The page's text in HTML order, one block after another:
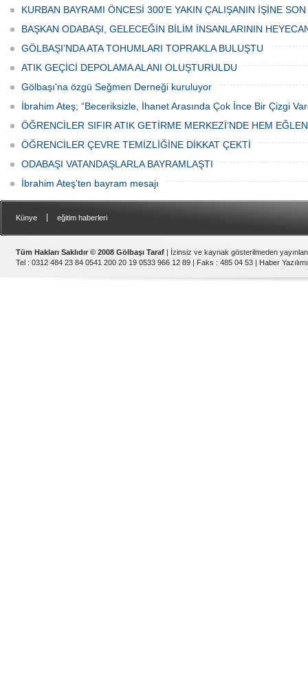
Haftası" etkinlikleri Ankara'da devam
ediyor.
bulunan esnaf ve alışverişe gelen
vatandaşlar park cezaları yüzünden
canından bezdi.
KURBAN BAYRAMI ÖNCESİ 300'E YAKIN ÇALIŞANIN İŞİNE
BAŞKAN ODABAŞI, GELECEĞİN BİLİM İNSANLARININ
GÖLBAŞI’NDA ATA TOHUMLARI TOPRAKLA BULUŞTU
ATIK GEÇİCİ DEPOLAMA ALANI OLUŞTURULDU
Gölbaşı'na özgü Seğmen Derneği kuruluyor
İbrahim Ateş; “Beceriksizle, İhanet Arasında Çok İnce Bir Çizgi
ÖĞRENCİLER SIFIR ATIK GETİRME MERKEZİ’NDE HEM
ÖĞRENCİLER ÇEVRE TEMİZLİĞİNE DİKKAT ÇEKTİ
ODABAŞI VATANDAŞLARLA BAYRAMLAŞTI
İbrahim Ateş'ten bayram mesajı
Künye eğitim haberleri
Tüm Hakları Saklıdır © 2008 Gölbaşı Taraf | İzinsiz ve kaynak gösterilmeden
Tel : 0312 484 23 84 0541 200 20 19 0533 966 12 89 | Faks : 485 04 53 | Haber Yazılımı